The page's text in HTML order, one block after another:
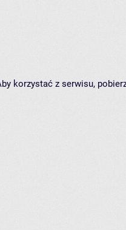
korzystać z serwisu,